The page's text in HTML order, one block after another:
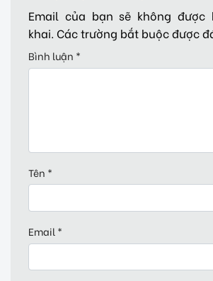
Email của bạn sẽ không được
khai. Các trường bắt buộc được
Bình luận *
Tên *
Email *